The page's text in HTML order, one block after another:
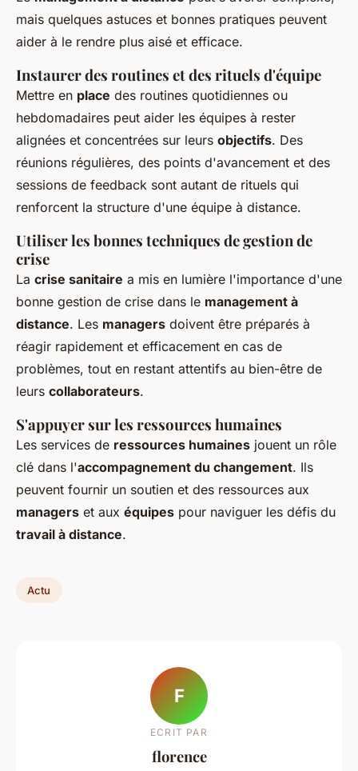
mais quelques astuces et bonnes pratiques peuvent
aider à le rendre plus aisé et efficace.
Instaurer des routines et des rituels d'équipe
Mettre en place des routines quotidiennes ou
hebdomadaires peut aider les équipes à rester
alignées et concentrées sur leurs objectifs. Des
réunions régulières, des points d'avancement et des
sessions de feedback sont autant de rituels qui
renforcent la structure d'une équipe à distance.
Utiliser les bonnes techniques de gestion de
crise
La crise sanitaire a mis en lumière l'importance d'une
bonne gestion de crise dans le management à
distance. Les managers doivent être préparés à
réagir rapidement et efficacement en cas de
problèmes, tout en restant attentifs au bien-être de
leurs collaborateurs.
S'appuyer sur les ressources humaines
Les services de ressources humaines jouent un rôle
clé dans l'accompagnement du changement. Ils
peuvent fournir un soutien et des ressources aux
managers et aux équipes pour naviguer les défis du
travail à distance.
Actu
F
ECRIT PAR
florence